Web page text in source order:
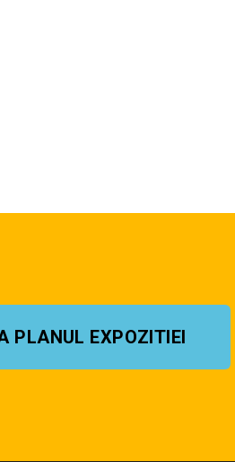
PLANUL EXPOZITIEI